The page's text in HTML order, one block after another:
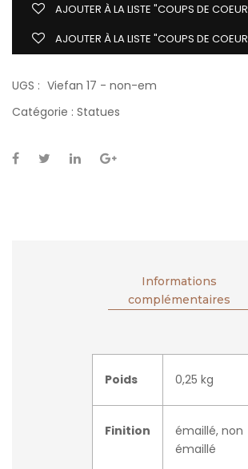
AJOUTER À LA LISTE "COUPS DE
AJOUTER À LA LISTE "COUPS DE
UGS : Viefan 17 - non-em
Catégorie : Statues
Informations
complémentaires
Poids 0,25 kg
Finition
émaillé, non
émaillé